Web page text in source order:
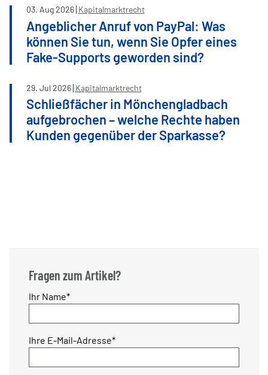
03. Aug2026 Kapitalmarktrecht
Angeblicher Anruf von PayPal: Was
können Sie tun, wenn Sie Opfer eines
Fake-Supports geworden sind?
29. Jul 2026 Kapitalmarktrecht
Schließfächer in Mönchengladbach
aufgebrochen – welche Rechte haben
Kunden gegenüber der Sparkasse?
Fragen zum Artikel?
Pflichtfeld
Ihr Name*
Pflichtfeld
Ihre E-Mail-Adresse*